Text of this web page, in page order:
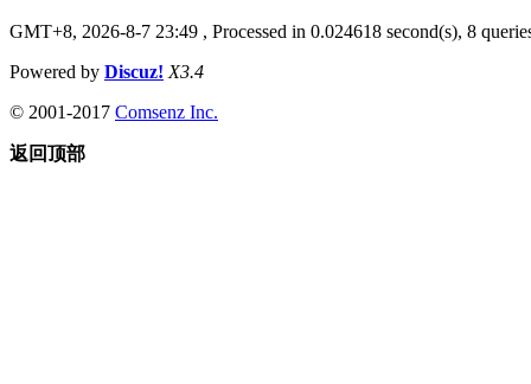
GMT+8, 2026-8-7 23:49 , Processed in 0.024618 second(s), 8
Powered by Discuz! X3.4
© 2001-2017 Comsenz Inc.
返回顶部